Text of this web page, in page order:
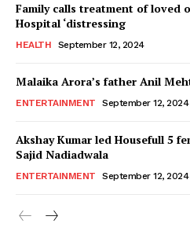
Family calls treatment of loved
Hospital ‘distressing
HEALTH September 12, 2024
Malaika Arora’s father Anil
ENTERTAINMENT September 12, 2024
Akshay Kumar led Housefull 5
Sajid Nadiadwala
ENTERTAINMENT September 12, 2024